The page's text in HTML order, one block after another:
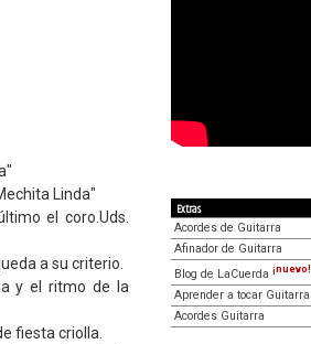
Linda"
el coro.Uds.
a su criterio.
y el ritmo de la
fiesta criolla.
Extras
Acordes de Guitarra
Afinador de Guitarra
Blog de LaCuerda ¡nuevo!
Aprender a tocar Guitarra
Acordes Guitarra